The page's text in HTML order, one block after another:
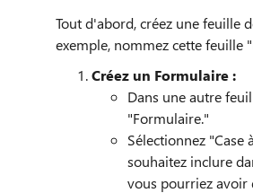
Tout d'abord, créez une feuille
exemple, nommez cette feuille
Créez un Formulaire :
Dans une autre
"Formulaire."
Sélectionnez "Case
souhaitez inclure
vous pourriez avoir